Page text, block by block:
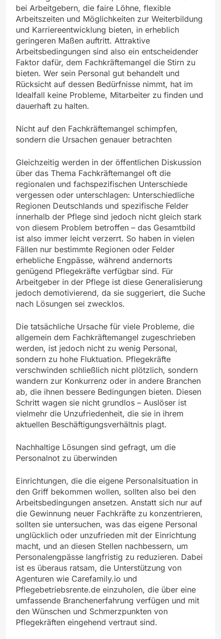
bei Arbeitgebern, die faire Löhne, flexible
Arbeitszeiten und Möglichkeiten zur Weiterbildung
und Karriereentwicklung bieten, in erheblich
geringeren Maßen auftritt. Attraktive
Arbeitsbedingungen sind also ein entscheidender
Faktor dafür, dem Fachkräftemangel die Stirn zu
bieten. Wer sein Personal gut behandelt und
Rücksicht auf dessen Bedürfnisse nimmt, hat im
Idealfall keine Probleme, Mitarbeiter zu finden und
dauerhaft zu halten.
Nicht auf den Fachkräftemangel schimpfen,
sondern die Ursachen genauer betrachten
Gleichzeitig werden in der öffentlichen Diskussion
über das Thema Fachkräftemangel oft die
regionalen und fachspezifischen Unterschiede
vergessen oder unterschlagen: Unterschiedliche
Regionen Deutschlands und spezifische Felder
innerhalb der Pflege sind jedoch nicht gleich stark
von diesem Problem betroffen – das Gesamtbild
ist also immer leicht verzerrt. So haben in vielen
Fällen nur bestimmte Regionen oder Felder
erhebliche Engpässe, während andernorts
genügend Pflegekräfte verfügbar sind. Für
Arbeitgeber in der Pflege ist diese Generalisierung
jedoch demotivierend, da sie suggeriert, die Suche
nach Lösungen sei zwecklos.
Die tatsächliche Ursache für viele Probleme, die
allgemein dem Fachkräftemangel zugeschrieben
werden, ist jedoch nicht zu wenig Personal,
sondern zu hohe Fluktuation. Pflegekräfte
verschwinden schließlich nicht plötzlich, sondern
wandern zur Konkurrenz oder in andere Branchen
ab, die ihnen bessere Bedingungen bieten. Diesen
Schritt wagen sie nicht grundlos – Auslöser ist
vielmehr die Unzufriedenheit, die sie in ihrem
aktuellen Beschäftigungsverhältnis plagt.
Nachhaltige Lösungen sind gefragt, um die
Personalnot zu überwinden
Einrichtungen, die die eigene Personalsituation in
den Griff bekommen wollen, sollten also bei den
Arbeitsbedingungen ansetzen. Anstatt sich nur auf
die Gewinnung neuer Fachkräfte zu konzentrieren,
sollten sie untersuchen, was das eigene Personal
unglücklich oder unzufrieden mit der Einrichtung
macht, und an diesen Stellen nachbessern, um
Personalengpässe langfristig zu reduzieren. Dabei
ist es überaus ratsam, die Unterstützung von
Agenturen wie Carefamily.io und
Pflegebetriebsrente.de einzuholen, die über eine
umfassende Branchenerfahrung verfügen und mit
den Wünschen und Schmerzpunkten von
Pflegekräften eingehend vertraut sind.